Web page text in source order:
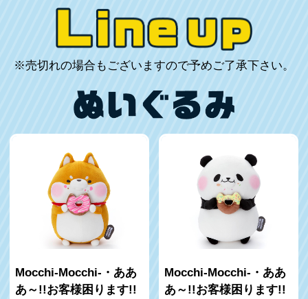
※売切れの場合もございますので予めご了承下さい。
Mocchi-Mocchi-・ああ
あ～!!お客様困ります!!
Mocchi-Mocchi-・ああ
あ～!!お客様困ります!!